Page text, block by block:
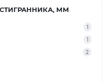
ММ
1
1
2